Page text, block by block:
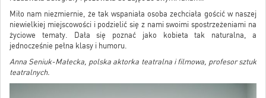
Miło nam niezmiernie, że tak wspaniała osoba zechciała gościć w naszej
niewielkiej miejscowości i podzielić się z nami swoimi spostrzeżeniami na
życiowe tematy. Dała się poznać jako kobieta tak naturalna, a
jednocześnie pełna klasy i humoru.
Anna Seniuk-Małecka, polska aktorka teatralna i filmowa, profesor sztuk
teatralnych.